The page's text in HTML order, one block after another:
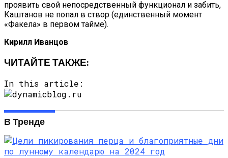
проявить свой непосредственный функционал и забить,
Каштанов не попал в створ (единственный момент
«Факела» в первом тайме).
Кирилл Иванцов
ЧИТАЙТЕ ТАКЖЕ:
In this article:
В Тренде